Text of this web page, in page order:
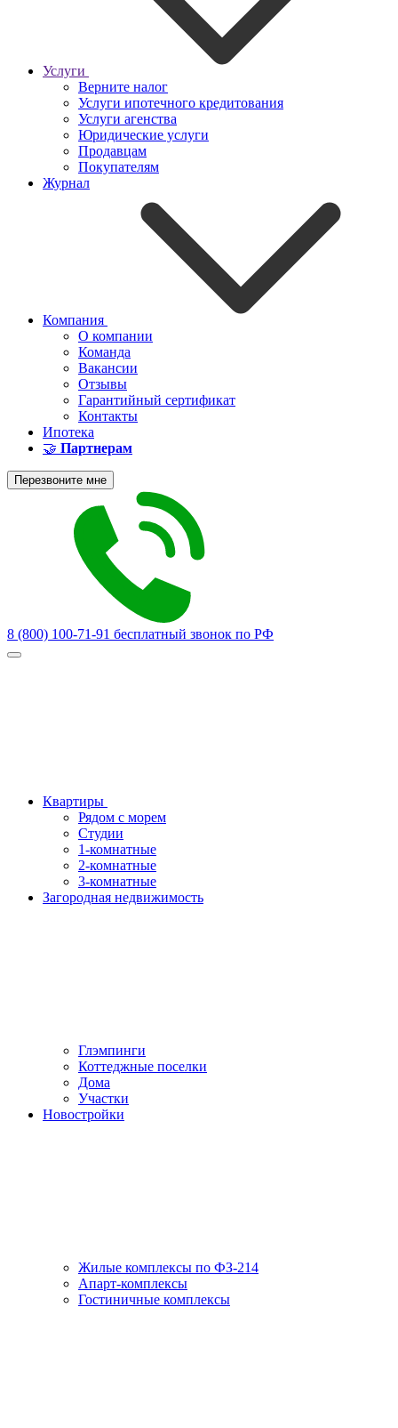
Услуги
Верните налог
Услуги ипотечного кредитования
Услуги агенства
Юридические услуги
Продавцам
Покупателям
Журнал
Компания
О компании
Команда
Вакансии
Отзывы
Гарантийный сертификат
Контакты
Ипотека
🤝 Партнерам
Перезвоните мне
8 (800) 100-71-91 бесплатный звонок по РФ
Квартиры
Рядом с морем
Студии
1-комнатные
2-комнатные
3-комнатные
Загородная недвижимость
Глэмпинги
Коттеджные поселки
Дома
Участки
Новостройки
Жилые комплексы по ФЗ-214
Апарт-комплексы
Гостиничные комплексы